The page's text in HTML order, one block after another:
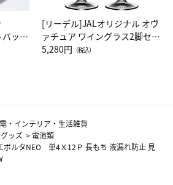
ッグ
）ス
[リーデル]JALオリジナル オヴ
ァチュア ワイングラス2脚セッ
ト（レッドワイン）
5,280円 （税込）
・インテリア・生活雑貨
ッズ > 電池類
ボルタNEO 単4Ｘ12Ｐ 長もち 液漏れ防止 見